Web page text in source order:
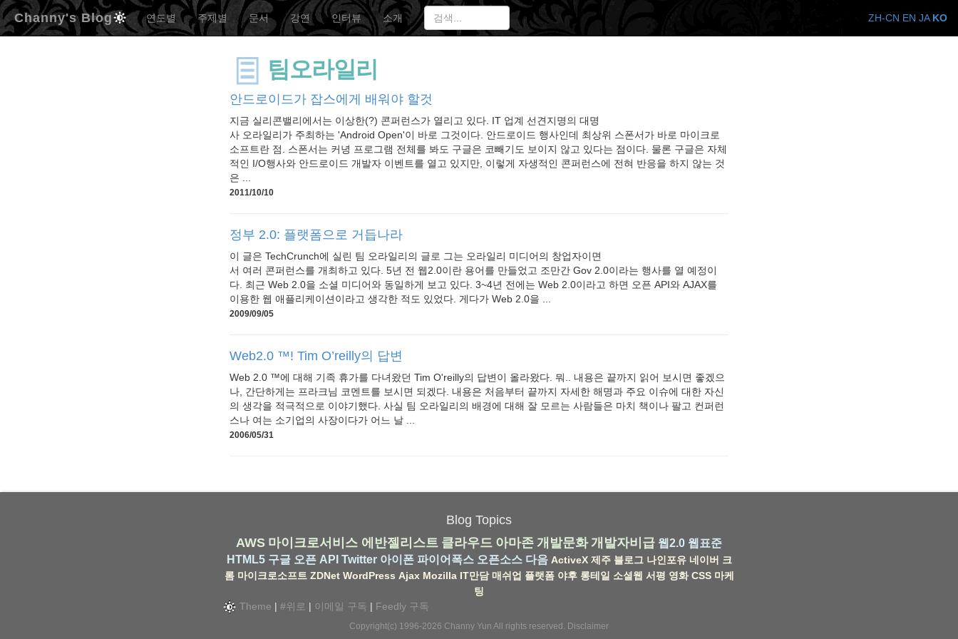
Channy's Blog 연도별 주제별 문서 강연 인터뷰 소개
팀오라일리
안드로이드가 잡스에게 배워야 할것
지금 실리콘밸리에서는 이상한(?) 콘퍼런스가 열리고 있다. IT 업계 선견지명의 대명
사 오라일리가 주최하는 'Android Open'이 바로 그것이다. 안드로이드 행사인데 최상위 스폰서가 바로 마이크로
소프트란 점. 스폰서는 커녕 프로그램 전체를 봐도 구글은 코빼기도 보이지 않고 있다는 점이다. 물론 구글은 자체
적인 I/O행사와 안드로이드 개발자 이벤트를 열고 있지만, 이렇게 자생적인 콘퍼런스에 전혀 반응을 하지 않는 것
은 ...
2011/10/10
정부 2.0: 플랫폼으로 거듭나라
이 글은 TechCrunch에 실린 팀 오라일리의 글로 그는 오라일리 미디어의 창업자이면
서 여러 콘퍼런스를 개최하고 있다. 5년 전 웹2.0이란 용어를 만들었고 조만간 Gov 2.0이라는 행사를 열 예정이
다. 최근 Web 2.0을 소셜 미디어와 동일하게 보고 있다. 3~4년 전에는 Web 2.0이라고 하면 오픈 API와 AJAX를
이용한 웹 애플리케이션이라고 생각한 적도 있었다. 게다가 Web 2.0을 ...
2009/09/05
Web2.0 ™! Tim O’reilly의 답변
Web 2.0 ™에 대해 기족 휴가를 다녀왔던 Tim O'reilly의 답변이 올라왔다. 뭐.. 내용은 끝까지 읽어 보시면 좋겠으
나, 간단하게는 프라크님 코멘트를 보시면 되겠다. 내용은 처음부터 끝까지 자세한 해명과 주요 이슈에 대한 자신
의 생각을 적극적으로 이야기했다. 사실 팀 오라일리의 배경에 대해 잘 모르는 사람들은 마치 책이나 팔고 컨퍼런
스나 여는 소기업의 사장이다가 어느 날 ...
2006/05/31
Blog Topics
AWS 마이크로서비스 에반젤리스트 클라우드 아마존 개발문화 개발자비급 웹2.0 웹표준
HTML5 구글 오픈 API Twitter 아이폰 파이어폭스 오픈소스 다음 ActiveX 제주 블로그 나인포유 네이버 크
롬 마이크로소프트 ZDNet WordPress Ajax Mozilla IT만담 매쉬업 플랫폼 야후 롱테일 소셜웹 서평 영화 CSS 마케
팅
Theme | #위로 | 이메일 구독 | Feedly 구독
Copyright(c) 1996-2026 Channy Yun All rights reserved. Disclaimer
ZH-CN EN JA KO